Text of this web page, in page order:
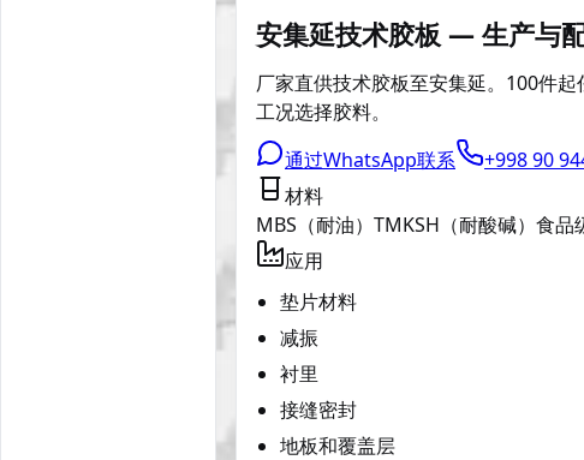
安集延技术胶板 — 生产与
厂家直供技术胶板至安集延。100件
工况选择胶料。
通过WhatsApp联系
+998 90
材料
MBS（耐油） TMKSH（耐酸碱） 食品
应用
垫片材料
减振
衬里
接缝密封
地板和覆盖层